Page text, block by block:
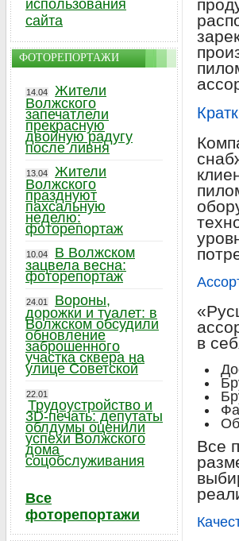
в
Все
использования
сайта
ФОТОРЕПОРТАЖИ
14.04
Жители
Волжского
запечатлели
прекрасную
двойную радугу
после ливня
13.04
Жители
Волжского
празднуют
пахсальную
неделю:
фоторепортаж
10.04
В Волжском
зацвела весна:
фоторепортаж
24.01
Вороны,
дорожки и туалет: в
Волжском обсудили
обновление
заброшенного
участка сквера на
улице Советской
22.01
Трудоустройство и
3D-печать: депутаты
облдумы оценили
успехи Волжского
дома
соцобслуживания
Все
фоторепортажи